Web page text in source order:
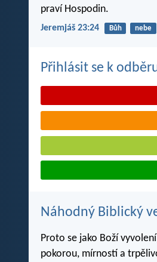
praví Hospodin.
Jeremjáš 23:24 Bůh nebe
Přihlásit se k
Náhodný Biblický
Proto se jako Boží
pokorou, mírností a